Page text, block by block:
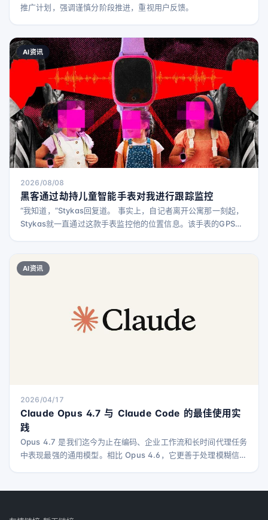
推广计划，强调谨慎分阶段推进，重视用户反馈。
AI资讯
2026/08/08
黑客通过劫持儿童智能手表对我进行跟踪监控
“我知道，”Stykas回复道。 事实上，自记者离开公寓那一刻起，
Stykas就一直通过这款手表监控他的位置信息。该手表的GPS功
务器，使得Stykas能够准确定位记者在布鲁克林某条街区的具体
位置。 半小时后，当记者抵达WIRED位于曼哈顿的总部时，
AI资讯
2026/04/17
Claude Opus 4.7 与 Claude Code 的最佳使用实
践
Opus 4.7 是我们迄今为止在编码、企业工作流和长时间代理任务
中表现最强的通用模型。相比 Opus 4.6，它更善于处理模糊信